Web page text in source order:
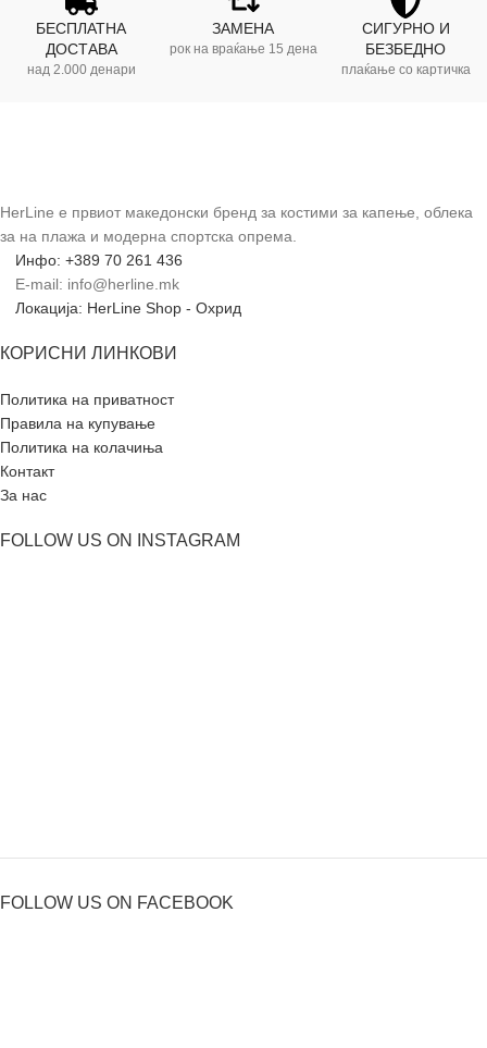
БЕСПЛАТНА
ДОСТАВА
над 2.000 денари
ЗАМЕНА
рок на враќање 15 дена
СИГУРНО И
БЕЗБЕДНО
плаќање со картичка
HerLine е првиот македонски бренд за костими за капење, облека
за на плажа и модерна спортска опрема.
Инфо: +389 70 261 436
E-mail: info@herline.mk
Локација: HerLine Shop - Охрид
КОРИСНИ ЛИНКОВИ
Политика на приватност
Правила на купување
Политика на колачиња
Контакт
За нас
FOLLOW US ON INSTAGRAM
FOLLOW US ON FACEBOOK